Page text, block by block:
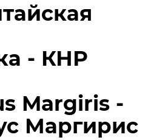
- КНР
Margiris -
Маргирис